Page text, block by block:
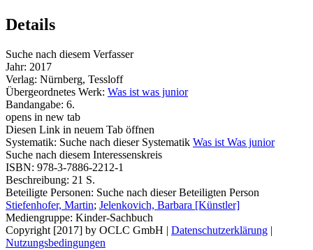
Details
Suche nach diesem Verfasser
Jahr: 2017
Verlag: Nürnberg, Tessloff
Übergeordnetes Werk: Was ist was junior
Bandangabe: 6.
opens in new tab
Diesen Link in neuem Tab öffnen
Systematik: Suche nach dieser Systematik Was ist Was junior
Suche nach diesem Interessenskreis
ISBN: 978-3-7886-2212-1
Beschreibung: 21 S.
Beteiligte Personen: Suche nach dieser Beteiligten Person
Stiefenhofer, Martin; Jelenkovich, Barbara [Künstler]
Mediengruppe: Kinder-Sachbuch
Copyright [2017] by OCLC GmbH | Datenschutzerklärung |
Nutzungsbedingungen